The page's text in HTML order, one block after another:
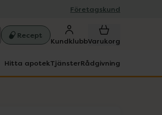
Företagskund
Recept
KundklubbVarukorg
Hitta apotekTjänsterRådgivning